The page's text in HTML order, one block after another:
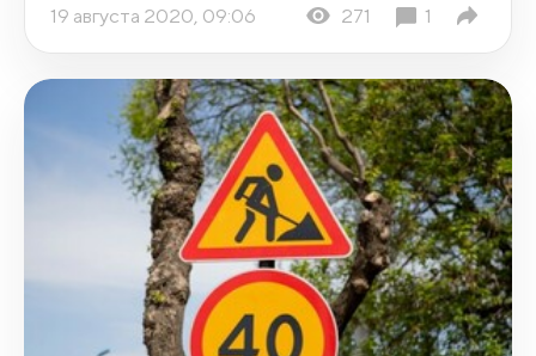
19 августа 2020, 09:06 271 1